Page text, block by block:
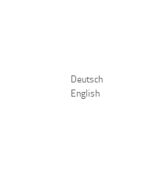
Deutsch
English